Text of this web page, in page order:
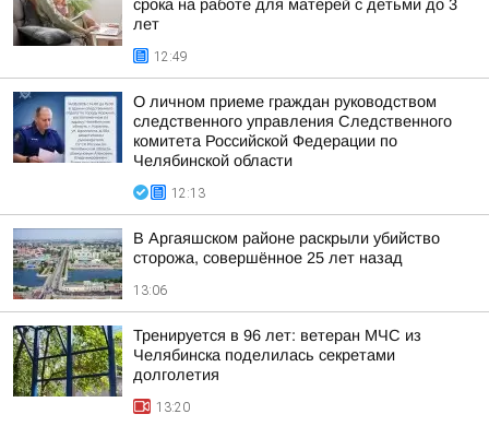
срока на работе для матерей с детьми до 3
лет
12:49
О личном приеме граждан руководством
следственного управления Следственного
комитета Российской Федерации по
Челябинской области
12:13
В Аргаяшском районе раскрыли убийство
сторожа, совершённое 25 лет назад
13:06
Тренируется в 96 лет: ветеран МЧС из
Челябинска поделилась секретами
долголетия
13:20